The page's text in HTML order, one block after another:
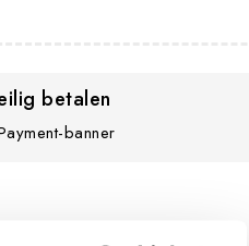
betalen